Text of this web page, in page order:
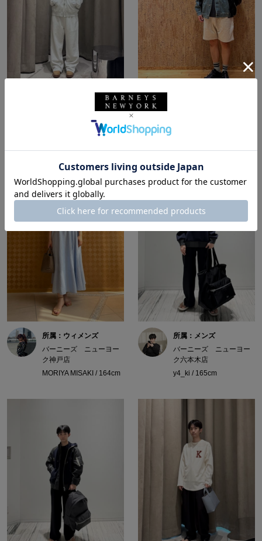
所属：ウィメンズ
バーニーズ ニューヨー
ク神戸店
MORIYA MISAKI / 164cm
所属：メンズ
バーニーズ ニューヨー
ク六本木店
y4_ki / 165cm